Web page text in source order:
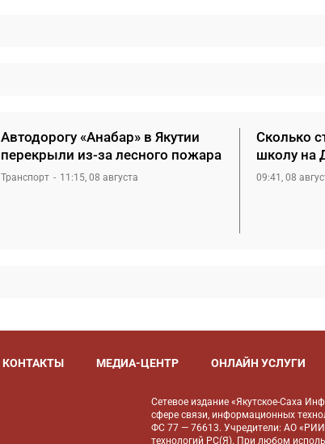
Автодорогу «Анабар» в Якутии
перекрыли из-за лесного пожара
Транспорт 11:15, 08 августа
Сколько
школу на
09:41, 08
КОНТАКТЫ МЕДИА-ЦЕНТР ОНЛАЙН УСЛУГИ
Сетевое издание «Якутское-Саха
сфере связи, информационных
ФС 77 — 76613. Учредители: АО
технологий РС(Я). При любом